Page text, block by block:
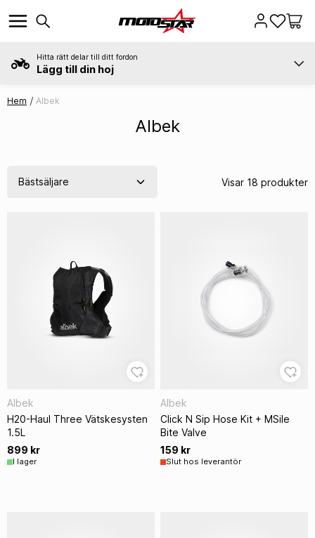
Hitta rätt delar till ditt fordon
Lägg till din hoj
Hem Albek
Albek
Visar 18 produkter
Albek
H20-Haul Three Vätskesysten
1.5L
899 kr
I lager
Albek
Click N Sip Hose Kit + MSile
Bite Valve
159 kr
Slut hos leverantör